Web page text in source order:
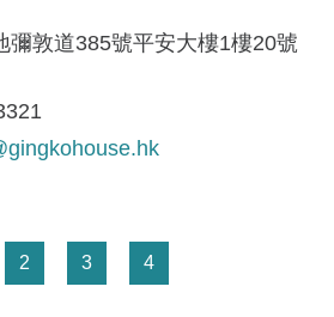
彌敦道385號平安大樓1樓20號
頁面
2 頁面
3 頁面
4